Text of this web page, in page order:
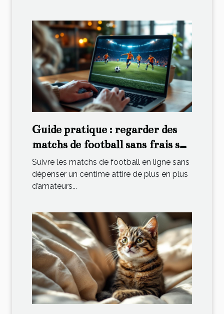
Guide pratique : regarder des
matchs de football sans frais sur
Internet
Suivre les matchs de football en ligne sans
dépenser un centime attire de plus en plus
d’amateurs...